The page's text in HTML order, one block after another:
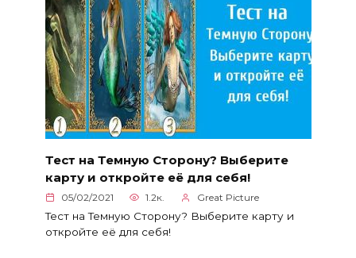
Тест на Темную Сторону? Выберите
карту и откройте её для себя!
05/02/2021 1.2к. Great Picture
Тест на Темную Сторону? Выберите карту и
откройте её для себя!